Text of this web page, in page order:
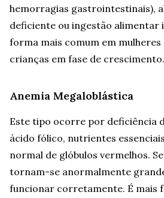
hemorragias gastrointestinais),
deficiente ou ingestão alimentar
forma mais comum em
crianças em fase de crescimento.
Anemia Megaloblástica
Este tipo ocorre por deficiência
ácido fólico, nutrientes
normal de glóbulos vermelhos.
tornam-se anormalmente
funcionar corretamente. É mais